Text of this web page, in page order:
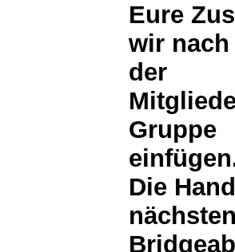
Eure
wir nach
der
Gruppe
Die